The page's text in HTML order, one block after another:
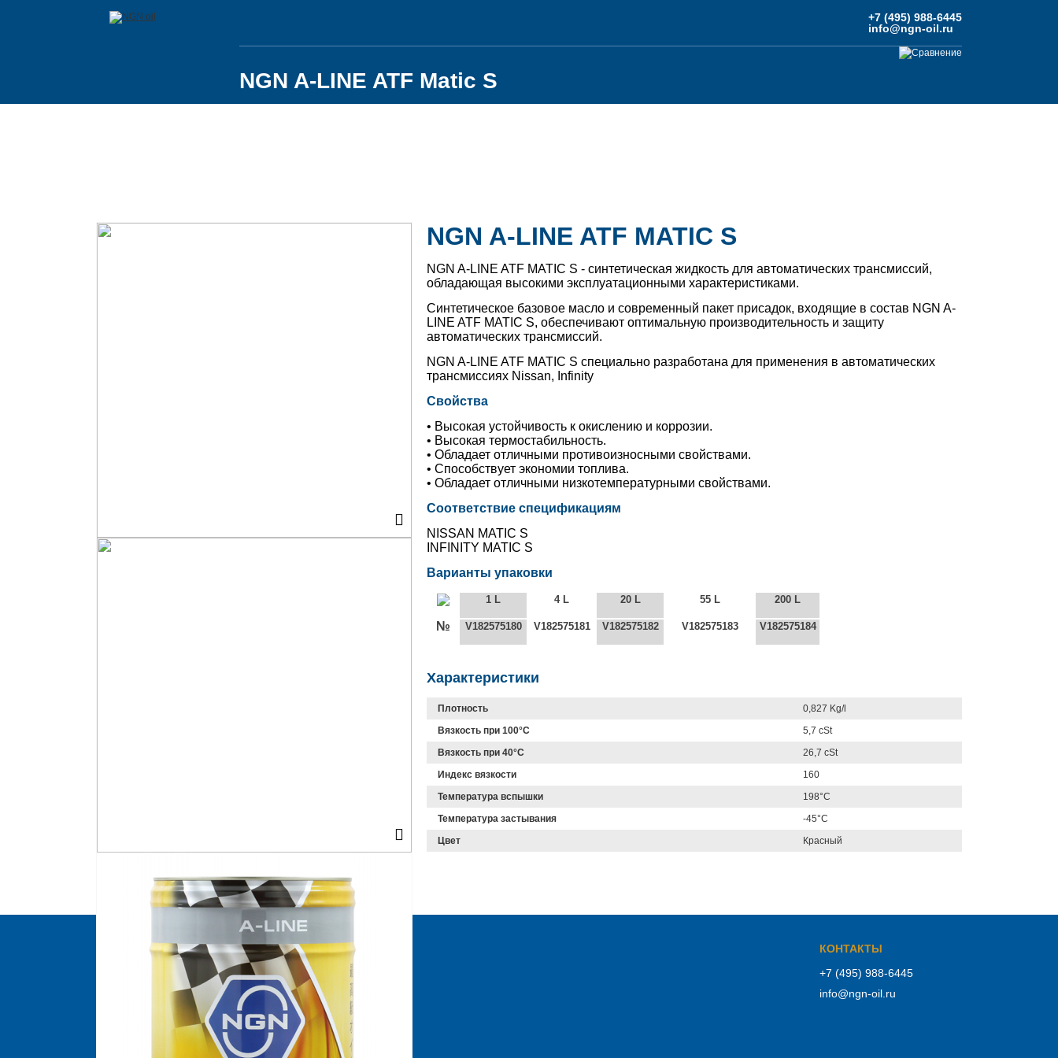
+7 (495) 988-6445
info@ngn-oil.ru
Сравнение
NGN A-LINE ATF Matic S
NGN A-LINE ATF MATIC S
NGN A-LINE ATF MATIC S - синтетическая жидкость для автоматических трансмиссий,
обладающая высокими эксплуатационными характеристиками.
Синтетическое базовое масло и современный пакет присадок, входящие в состав NGN A-
LINE ATF MATIC S, обеспечивают оптимальную производительность и защиту
автоматических трансмиссий.
NGN A-LINE ATF MATIC S специально разработана для применения в автоматических
трансмиссиях Nissan, Infinity
Свойства
• Высокая устойчивость к окислению и коррозии.
• Высокая термостабильность.
• Обладает отличными противоизносными свойствами.
• Способствует экономии топлива.
• Обладает отличными низкотемпературными свойствами.
Соответствие спецификациям
NISSAN MATIC S
INFINITY MATIC S
Варианты упаковки
1 L 4 L 20 L 55 L 200 L
№ V182575180 V182575181 V182575182 V182575183 V182575184
Характеристики
Плотность
0,827 Kg/l
Вязкость при 100°С
5,7 cSt
Вязкость при 40°С
26,7 cSt
Индекс вязкости
160
Температура вспышки
198°С
Температура застывания
-45°С
Цвет
Красный
© 2026 NGN oil
ИНФОРМАЦИЯ
Продукция
Подбор
Сотрудничество
О компании
Контакты
КОНТАКТЫ
+7 (495) 988-6445
info@ngn-oil.ru